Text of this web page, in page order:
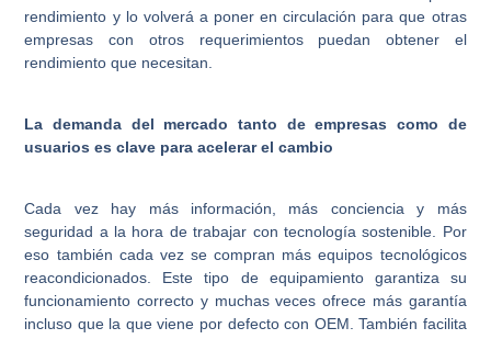
rendimiento y lo volverá a poner en circulación para que otras
empresas con otros requerimientos puedan obtener el
rendimiento que necesitan.
La demanda del mercado tanto de empresas como de
usuarios es clave para acelerar el cambio
Cada vez hay más información, más conciencia y más
seguridad a la hora de trabajar con tecnología sostenible. Por
eso también cada vez se compran más equipos tecnológicos
reacondicionados. Este tipo de equipamiento garantiza su
funcionamiento correcto y muchas veces ofrece más garantía
incluso que la que viene por defecto con OEM. También facilita